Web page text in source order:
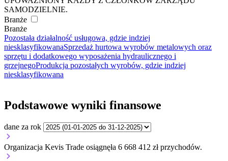
SAMODZIELNIE.
Branże
Branże
Pozostała działalność usługowa, gdzie indziej
niesklasyfikowanaSprzedaż hurtowa wyrobów metalowych oraz
sprzętu i dodatkowego wyposażenia hydraulicznego i
grzejnegoProdukcja pozostałych wyrobów, gdzie indziej
niesklasyfikowana
Podstawowe wyniki finansowe
dane za rok
Organizacja Kevis Trade osiągnęła 6 668 412 zł przychodów.